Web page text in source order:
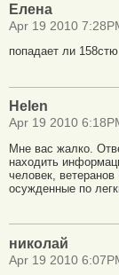
Елена
Apr 19 2010
попадает ли
Helen
Apr 19 2010
Мне вас жалко.
находить
человек,
осужденные по
николай
Apr 19 2010